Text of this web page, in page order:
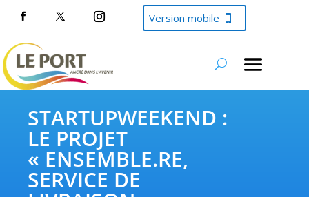
Version mobile
STARTUPWEEKEND :
LE PROJET
« ENSEMBLE.RE,
SERVICE DE